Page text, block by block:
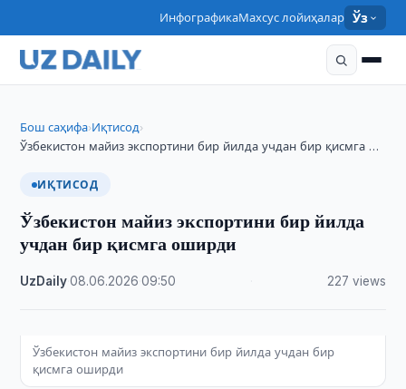
ИнфографикаМахсус лойиҳалар Ўз
Бош саҳифа›Иқтисод›
Ўзбекистон майиз экспортини бир йилда учдан бир қисмга …
ИҚТИСОД
Ўзбекистон майиз экспортини бир йилда
учдан бир қисмга оширди
UzDaily·08.06.2026 ·09:50 227 views
Ўзбекистон майиз экспортини бир йилда учдан бир
қисмга оширди